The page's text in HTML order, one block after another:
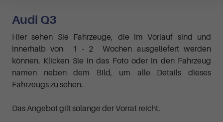
Audi Q3
Hier sehen Sie Fahrzeuge, die im Vorlauf sind und
innerhalb von 1 - 2 Wochen ausgeliefert werden
können. Klicken Sie in das Foto oder in den Fahrzeug
namen neben dem Bild, um alle Details dieses
Fahrzeugs zu sehen.
Das Angebot gilt solange der Vorrat reicht.